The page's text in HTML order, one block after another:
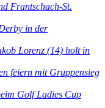
Frantschach-St.
in der
Lorenz (14) holt in
feiern mit Gruppensieg
Golf Ladies Cup